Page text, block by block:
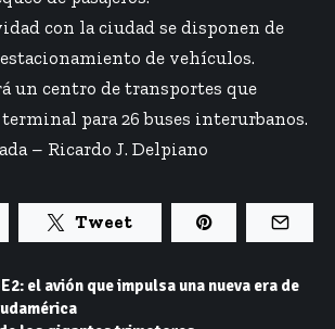
con la ciudad se disponen de
estacionamiento de vehículos.
un centro de transportes que
para 26 buses interurbanos.
– Ricardo J. Delpiano
Tweet
el avión que impulsa una nueva era de